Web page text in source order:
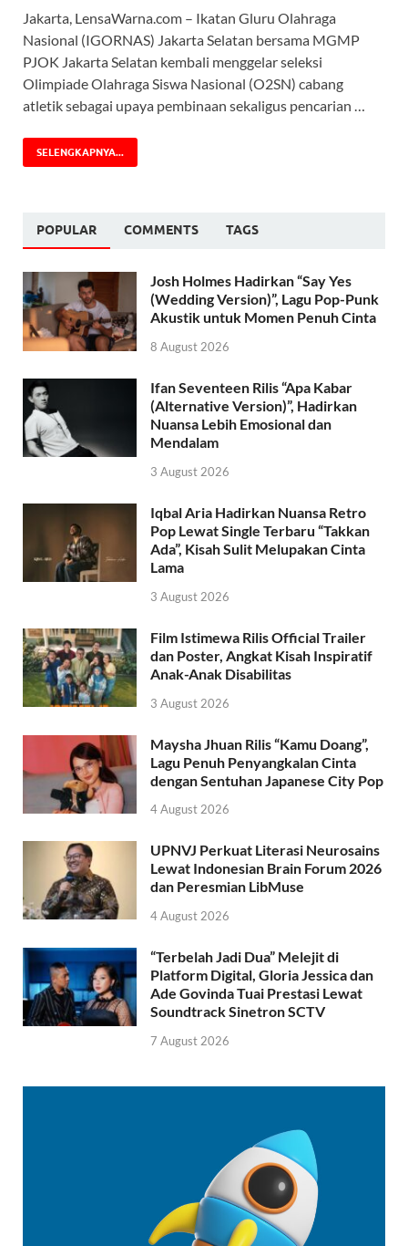
Jakarta, LensaWarna.com – Ikatan Gluru Olahraga
Nasional (IGORNAS) Jakarta Selatan bersama MGMP
PJOK Jakarta Selatan kembali menggelar seleksi
Olimpiade Olahraga Siswa Nasional (O2SN) cabang
atletik sebagai upaya pembinaan sekaligus pencarian …
SELENGKAPNYA...
POPULAR COMMENTS TAGS
Josh Holmes Hadirkan “Say Yes
(Wedding Version)”, Lagu Pop-Punk
Akustik untuk Momen Penuh Cinta
8 August 2026
Ifan Seventeen Rilis “Apa Kabar
(Alternative Version)”, Hadirkan
Nuansa Lebih Emosional dan
Mendalam
3 August 2026
Iqbal Aria Hadirkan Nuansa Retro
Pop Lewat Single Terbaru “Takkan
Ada”, Kisah Sulit Melupakan Cinta
Lama
3 August 2026
Film Istimewa Rilis Official Trailer
dan Poster, Angkat Kisah Inspiratif
Anak-Anak Disabilitas
3 August 2026
Maysha Jhuan Rilis “Kamu Doang”,
Lagu Penuh Penyangkalan Cinta
dengan Sentuhan Japanese City Pop
4 August 2026
UPNVJ Perkuat Literasi Neurosains
Lewat Indonesian Brain Forum 2026
dan Peresmian LibMuse
4 August 2026
“Terbelah Jadi Dua” Melejit di
Platform Digital, Gloria Jessica dan
Ade Govinda Tuai Prestasi Lewat
Soundtrack Sinetron SCTV
7 August 2026